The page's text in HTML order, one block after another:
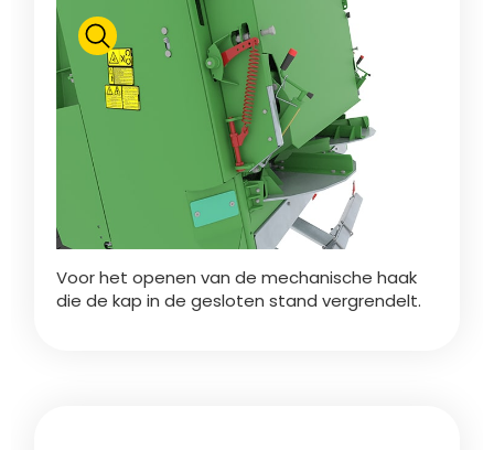
Voor het openen van de mechanische haak
die de kap in de gesloten stand vergrendelt.